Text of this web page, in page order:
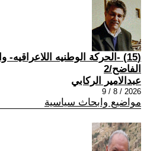
(15) -الحركة الوطنيه
الفاضح/2
عبدالامير الركابي
2026 / 8 / 9
مواضيع وابحاث سياسية